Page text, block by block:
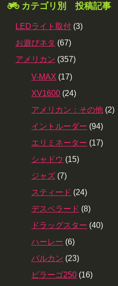
カテゴリ別 投稿記事
LEDライト取付 (3)
お遊びネタ (67)
アメリカン (357)
V-MAX (17)
XV1600 (24)
アメリカン：その他 (2)
イントルーダー (94)
エリミネーター (17)
シャドウ (15)
ジャズ (7)
スティード (24)
デスペラード (8)
ドラッグスター (40)
ハーレー (6)
バルカン (23)
ビラーゴ250 (16)